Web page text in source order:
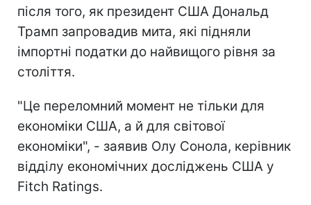
після того, як президент США Дональд
Трамп запровадив мита, які підняли
імпортні податки до найвищого рівня за
століття.
"Це переломний момент не тільки для
економіки США, а й для світової
економіки", - заявив Олу Сонола, керівник
відділу економічних досліджень США у
Fitch Ratings.